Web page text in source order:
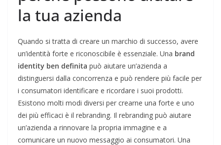
la tua azienda
Quando si tratta di creare un marchio di successo, avere
un’identità forte e riconoscibile è essenziale. Una brand
identity ben definita può aiutare un’azienda a
distinguersi dalla concorrenza e può rendere più facile per
i consumatori identificare e ricordare i suoi prodotti.
Esistono molti modi diversi per crearne una forte e uno
dei più efficaci è il rebranding. Il rebranding può aiutare
un’azienda a rinnovare la propria immagine e a
comunicare un nuovo messaggio ai consumatori. Una